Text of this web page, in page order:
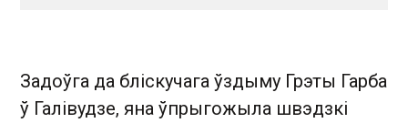
Задоўга да бліскучага ўздыму Грэты Гарба
ў Галівудзе, яна ўпрыгожыла швэдзкі